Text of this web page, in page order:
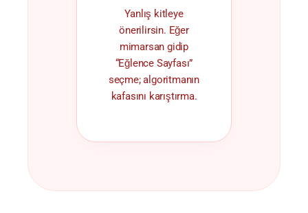
Yanlış kitleye
önerilirsin. Eğer
mimarsan gidip
“Eğlence Sayfası”
seçme; algoritmanın
kafasını karıştırma.